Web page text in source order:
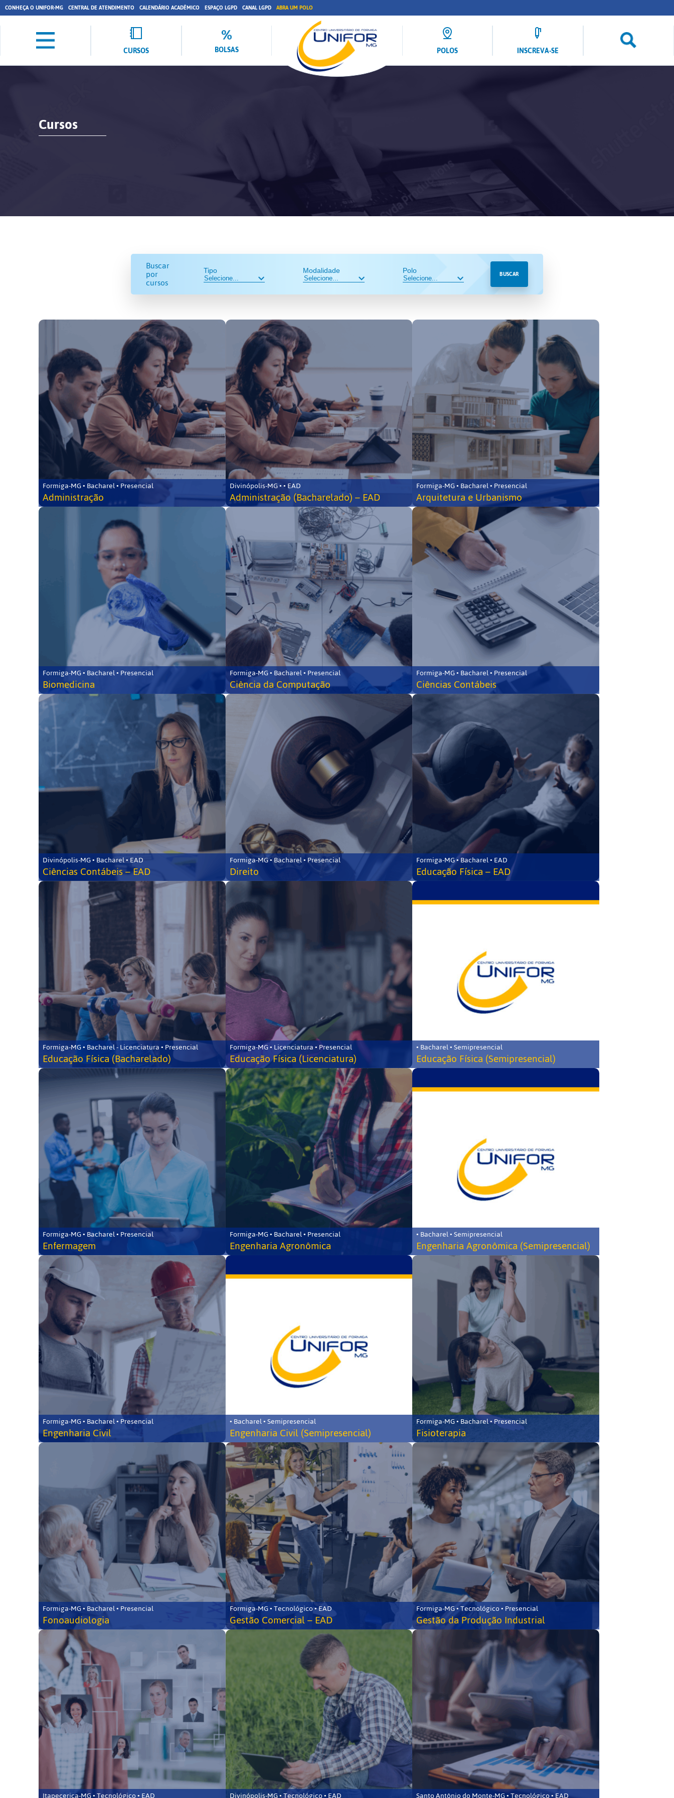
CONHEÇA O UNIFOR-MG CENTRAL DE ATENDIMENTO CALENDÁRIO ACADÊMICO ESPAÇO LGPD CANAL LGPD ABRA UM POLO
CURSOS BOLSAS POLOS INSCREVA-SE
Cursos
Buscar
por
cursos
Tipo Modalidade Polo BUSCAR
Formiga-MG • Bacharel • Presencial
Administração
Divinópolis-MG • • EAD
Administração (Bacharelado) – EAD
Formiga-MG • Bacharel • Presencial
Arquitetura e Urbanismo
Formiga-MG • Bacharel • Presencial
Biomedicina
Formiga-MG • Bacharel • Presencial
Ciência da Computação
Formiga-MG • Bacharel • Presencial
Ciências Contábeis
Divinópolis-MG • Bacharel • EAD
Ciências Contábeis – EAD
Formiga-MG • Bacharel • Presencial
Direito
Formiga-MG • Bacharel • EAD
Educação Física – EAD
Formiga-MG • Bacharel - Licenciatura • Presencial
Educação Física (Bacharelado)
Formiga-MG • Licenciatura • Presencial
Educação Física (Licenciatura)
• Bacharel • Semipresencial
Educação Física (Semipresencial)
Formiga-MG • Bacharel • Presencial
Enfermagem
Formiga-MG • Bacharel • Presencial
Engenharia Agronômica
• Bacharel • Semipresencial
Engenharia Agronômica (Semipresencial)
Formiga-MG • Bacharel • Presencial
Engenharia Civil
• Bacharel • Semipresencial
Engenharia Civil (Semipresencial)
Formiga-MG • Bacharel • Presencial
Fisioterapia
Formiga-MG • Bacharel • Presencial
Fonoaudiologia
Formiga-MG • Tecnológico • EAD
Gestão Comercial – EAD
Formiga-MG • Tecnológico • Presencial
Gestão da Produção Industrial